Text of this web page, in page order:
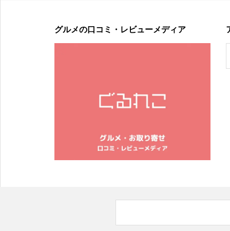
グルメの口コミ・レビューメディア